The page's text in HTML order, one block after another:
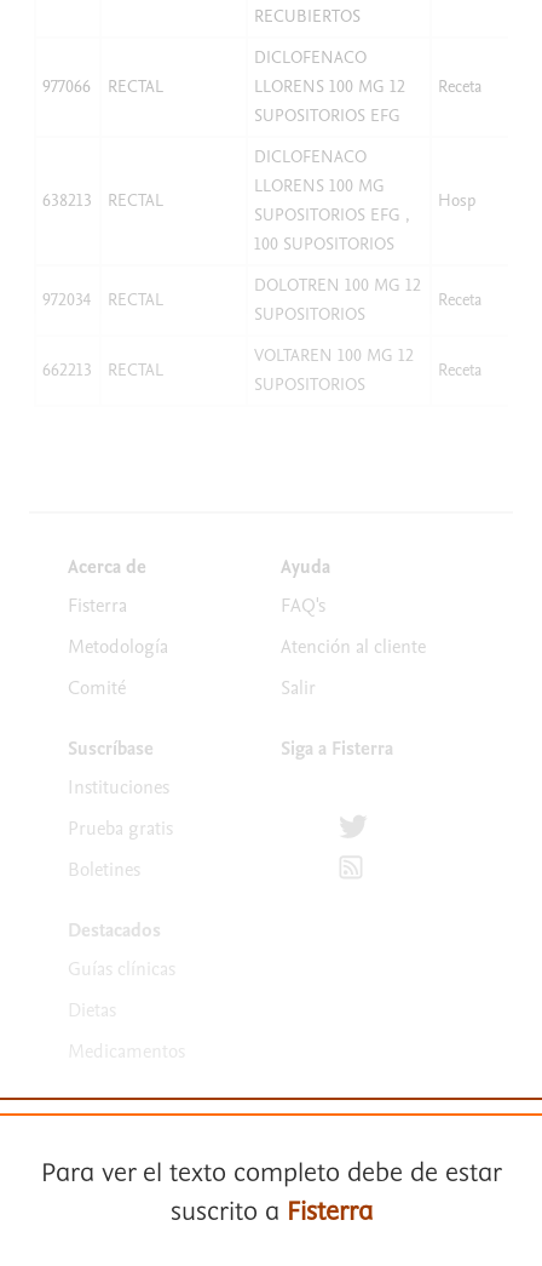
RECUBIERTOS
977066 RECTAL
DICLOFENACO
LLORENS 100 MG 12
SUPOSITORIOS EFG
Receta
638213 RECTAL
DICLOFENACO
LLORENS 100 MG
SUPOSITORIOS EFG ,
100 SUPOSITORIOS
Hosp
972034 RECTAL
DOLOTREN 100 MG 12
SUPOSITORIOS
Receta
662213 RECTAL
VOLTAREN 100 MG 12
SUPOSITORIOS
Receta
Acerca de
Fisterra
Metodología
Comité
Suscríbase
Instituciones
Prueba gratis
Boletines
Destacados
Guías clínicas
Dietas
Medicamentos
Ayuda
FAQ's
Atención al cliente
Salir
Siga a Fisterra
Síguenos en Twitter
Suscríbete para recibir
Para ver el texto completo debe de estar
suscrito a Fisterra